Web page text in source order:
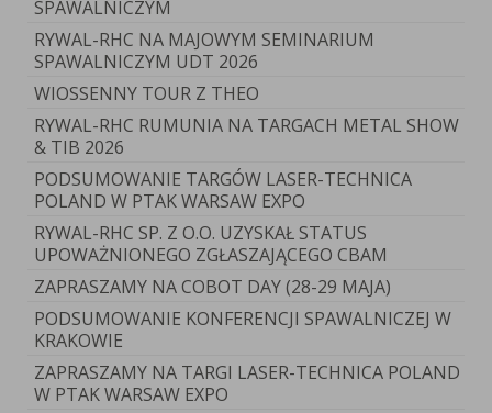
SPAWALNICZYM
RYWAL-RHC NA MAJOWYM SEMINARIUM
SPAWALNICZYM UDT 2026
WIOSSENNY TOUR Z THEO
RYWAL-RHC RUMUNIA NA TARGACH METAL SHOW
& TIB 2026
PODSUMOWANIE TARGÓW LASER-TECHNICA
POLAND W PTAK WARSAW EXPO
RYWAL-RHC SP. Z O.O. UZYSKAŁ STATUS
UPOWAŻNIONEGO ZGŁASZAJĄCEGO CBAM
ZAPRASZAMY NA COBOT DAY (28-29 MAJA)
PODSUMOWANIE KONFERENCJI SPAWALNICZEJ W
KRAKOWIE
ZAPRASZAMY NA TARGI LASER-TECHNICA POLAND
W PTAK WARSAW EXPO